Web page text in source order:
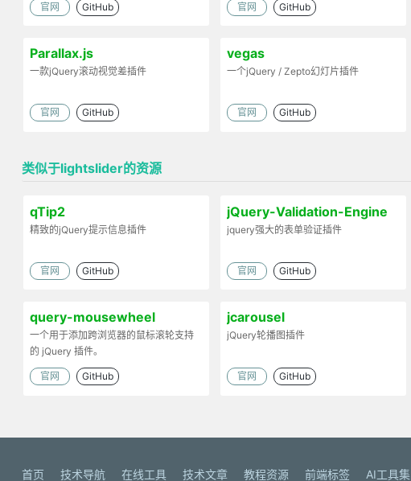
官网 GitHub 官网 GitHub
Parallax.js
一款jQuery滚动视觉差插件
官网 GitHub
vegas
一个jQuery / Zepto幻灯片插件
官网 GitHub
类似于lightslider的资源
qTip2
精致的jQuery提示信息插件
官网 GitHub
jQuery-Validation-Engine
jquery强大的表单验证插件
官网 GitHub
query-mousewheel
一个用于添加跨浏览器的鼠标滚轮支持
的 jQuery 插件。
官网 GitHub
jcarousel
jQuery轮播图插件
官网 GitHub
首页 技术导航 在线工具 技术文章 教程资源 前端标签 AI工具集